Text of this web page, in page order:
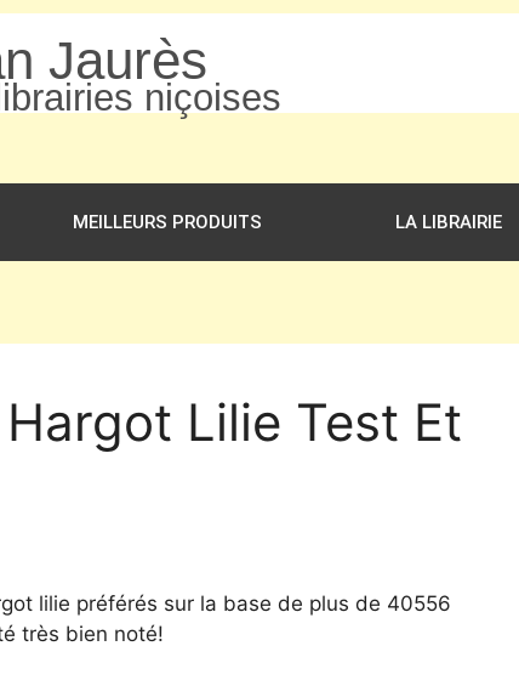
Jaurès
niçoises
MEILLEURS PRODUITS LA LIBRAIRIE
Lilie Test Et
lilie préférés sur la base de plus de 40556
très bien noté!